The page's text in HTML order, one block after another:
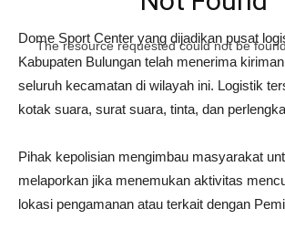
Dome Sport Center yang dijadikan pusat
Kabupaten Bulungan telah menerima
seluruh kecamatan di wilayah ini. Logistik
kotak suara, surat suara, tinta, dan
Pihak kepolisian mengimbau masyarakat
melaporkan jika menemukan aktivitas
lokasi pengamanan atau terkait dengan
The resource requested could not be